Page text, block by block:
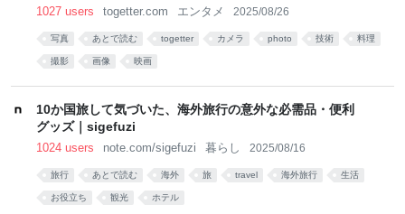
1027 users togetter.com エンタメ 2025/08/26
写真 あとで読む togetter カメラ photo 技術 料理
撮影 画像 映画
10か国旅して気づいた、海外旅行の意外な必需品・便利
グッズ｜sigefuzi
1024 users note.com/sigefuzi 暮らし 2025/08/16
旅行 あとで読む 海外 旅 travel 海外旅行 生活
お役立ち 観光 ホテル